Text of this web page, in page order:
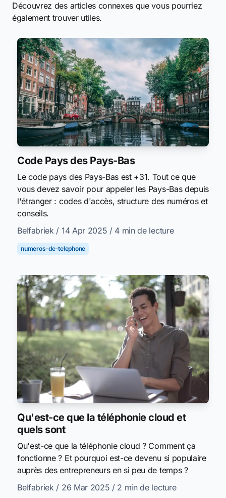
Découvrez des articles connexes que vous pourriez
également trouver utiles.
Code Pays des Pays-Bas
Le code pays des Pays-Bas est +31. Tout ce que
vous devez savoir pour appeler les Pays-Bas depuis
l'étranger : codes d'accès, structure des numéros et
conseils.
Belfabriek / 14 Apr 2025 / 4 min de lecture
numeros-de-telephone
Qu'est-ce que la téléphonie cloud et
quels sont
Qu'est-ce que la téléphonie cloud ? Comment ça
fonctionne ? Et pourquoi est-ce devenu si populaire
auprès des entrepreneurs en si peu de temps ?
Belfabriek / 26 Mar 2025 / 2 min de lecture